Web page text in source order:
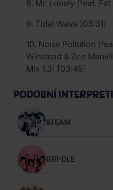
8. Mr. Lonely (feat.
9. Tidal Wave [03:31]
10. Noise Pollution
Winstead & Zoe
Mix 1.3] [03:45]
PODOBNÍ INTERPRETI
&TEAM
(G)I-DLE